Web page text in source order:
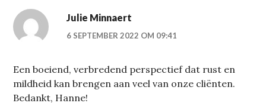
Julie Minnaert
6 SEPTEMBER 2022 OM 09:41
Een boeiend, verbredend perspectief dat rust en
mildheid kan brengen aan veel van onze cliënten.
Bedankt, Hanne!